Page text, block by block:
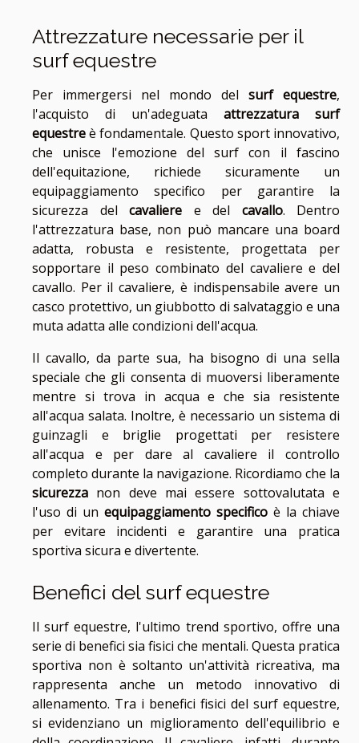
Attrezzature necessarie per il
surf equestre
Per immergersi nel mondo del surf equestre,
l'acquisto di un'adeguata attrezzatura surf
equestreè fondamentale. Questo sport innovativo,
che unisce l'emozione del surf con il fascino
dell'equitazione, richiede sicuramente un
equipaggiamento specifico per garantire la
sicurezza del cavaliere e del cavallo. Dentro
l'attrezzatura base, non può mancare una board
adatta, robusta e resistente, progettata per
sopportare il peso combinato del cavaliere e del
cavallo. Per il cavaliere, è indispensabile avere un
casco protettivo, un giubbotto di salvataggio e una
muta adatta alle condizioni dell'acqua.
Il cavallo, da parte sua, ha bisogno di una sella
speciale che gli consenta di muoversi liberamente
mentre si trova in acqua e che sia resistente
all'acqua salata. Inoltre, è necessario un sistema di
guinzagli e briglie progettati per resistere
all'acqua e per dare al cavaliere il controllo
completo durante la navigazione. Ricordiamo che la
sicurezza non deve mai essere sottovalutata e
l'uso di un equipaggiamento specifico è la chiave
per evitare incidenti e garantire una pratica
sportiva sicura e divertente.
Benefici del surf equestre
Il surf equestre, l'ultimo trend sportivo, offre una
serie di benefici sia fisici che mentali. Questa pratica
sportiva non è soltanto un'attività ricreativa, ma
rappresenta anche un metodo innovativo di
allenamento. Tra i benefici fisici del surf equestre,
si evidenziano un miglioramento dell'equilibrio e